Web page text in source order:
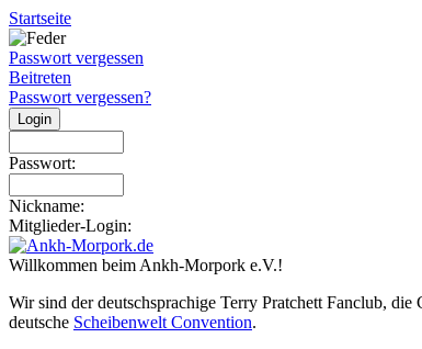
Startseite
Passwort vergessen
Beitreten
Passwort vergessen?
Passwort:
Nickname:
Mitglieder-Login:
Willkommen beim Ankh-Morpork e.V.!
Wir sind der deutschsprachige Terry Pratchett Fanclub,
deutsche Scheibenwelt Convention.